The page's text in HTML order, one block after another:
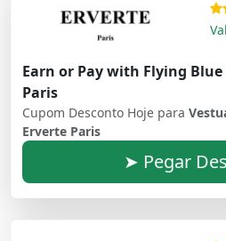
Earn or Pay with Flying Blue
Paris
Cupom Desconto Hoje para
Erverte Paris
➤ Pegar